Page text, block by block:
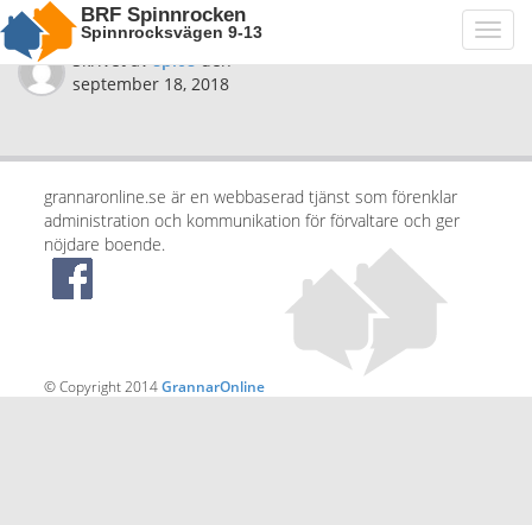
BRF Spinnrocken
Spinnrocksvägen 9-13
Skrivet avspi08den
september 18, 2018
grannaronline.se är en webbaserad tjänst som förenklar
administration och kommunikation för förvaltare och ger
nöjdare boende.
© Copyright 2014GrannarOnline